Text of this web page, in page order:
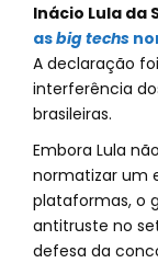
Inácio Lula da
asbig techs
A declaração
interferência
brasileiras.
Embora Lula
normatizar um
plataformas, o
antitruste no
defesa da